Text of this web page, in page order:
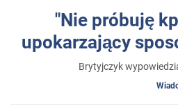
"Nie próbuję
upokarzający
Brytyjczyk